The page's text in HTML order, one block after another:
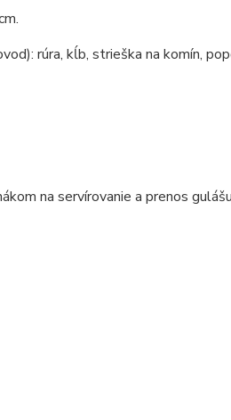
rúra, kĺb, strieška na komín,
na servírovanie a prenos